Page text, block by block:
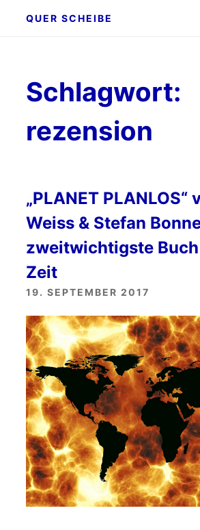
InhaltQUER SCHEIBE
Schlagwort:
rezension
„PLANET PLANLOS“
Weiss & Stefan
zweitwichtigste
Zeit
19. SEPTEMBER 2017